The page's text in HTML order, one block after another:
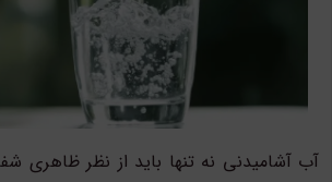
آب آشامیدنی نه تنها باید از نظر ظاهری